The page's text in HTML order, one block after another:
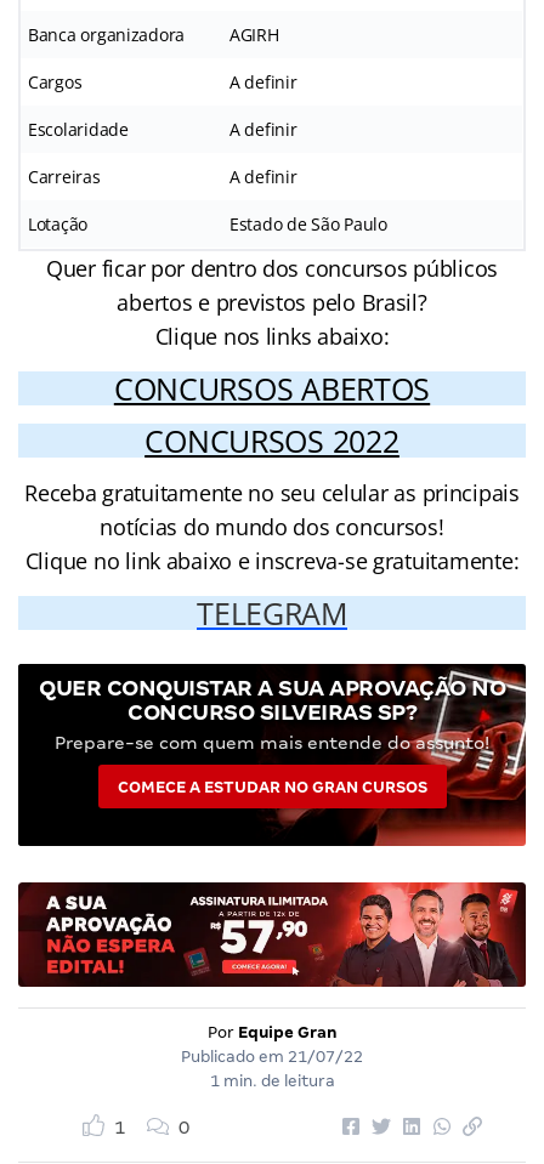
Banca organizadora AGIRH
Cargos A definir
Escolaridade A definir
Carreiras A definir
Lotação Estado de São Paulo
Quer ficar por dentro dos concursos públicos
abertos e previstos pelo Brasil?
Clique nos links abaixo:
CONCURSOS ABERTOS
CONCURSOS 2022
Receba gratuitamente no seu celular as principais
notícias do mundo dos concursos!
Clique no link abaixo e inscreva-se gratuitamente:
TELEGRAM
QUER CONQUISTAR A SUA APROVAÇÃO NO
CONCURSO SILVEIRAS SP?
Prepare-se com quem mais entende do assunto!
COMECE A ESTUDAR NO GRAN CURSOS
Por Equipe Gran
Publicado em 21/07/22
1 min. de leitura
1 0